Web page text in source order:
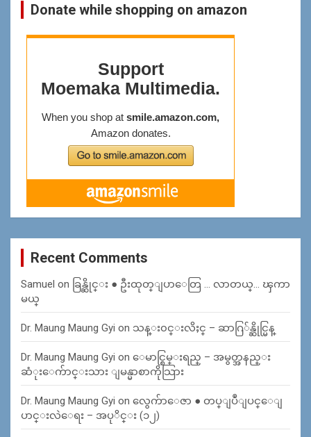
Donate while shopping on amazon
Recent Comments
Samuel on ခြန္ဆိုင္း ● ဦးထုတ္ျပာေတြ … လာတယ္… ၾကာ
မယ္
Dr. Maung Maung Gyi on သန္း၀င္းလိႈင္ – ဆာဂြ်န္ဆိုင္မြန္
Dr. Maung Maung Gyi on ေမာင္စြမ္းရည္ – အမွတ္အနည္း
ဆံုးေက်ာင္းသား ျမန္မာစာကိုသြား
Dr. Maung Maung Gyi on လွေက်ာေဇာ ● တပ္ျပဳျပင္ေျ
ပာင္းလဲေရး – အပုိင္း (၁၂)